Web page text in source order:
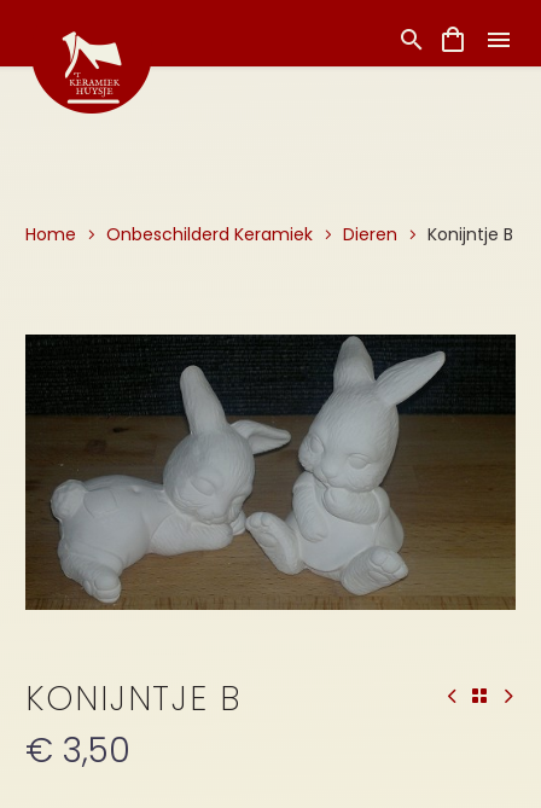
Home Onbeschilderd Keramiek Dieren Konijntje B
KONIJNTJE B
€ 3,50